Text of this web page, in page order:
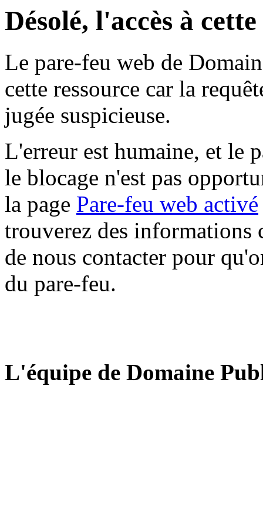
Désolé, l'accès à
Le pare-feu web de
cette ressource car la
jugée suspicieuse.
L'erreur est humaine, et le
le blocage n'est pas
la page Pare-feu web activé
trouverez des informations
de nous contacter pour
du pare-feu.
L'équipe de Domaine